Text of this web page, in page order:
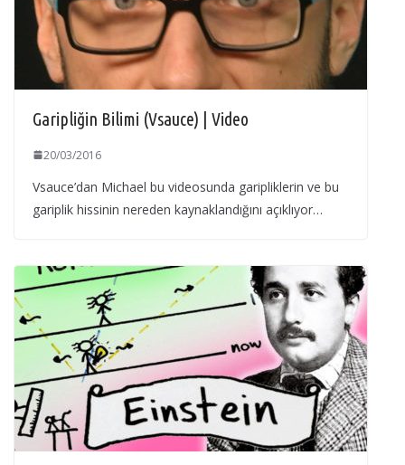
Garipliğin Bilimi (Vsauce) | Video
20/03/2016
Vsauce’dan Michael bu videosunda garipliklerin ve bu
gariplik hissinin nereden kaynaklandığını açıklıyor…